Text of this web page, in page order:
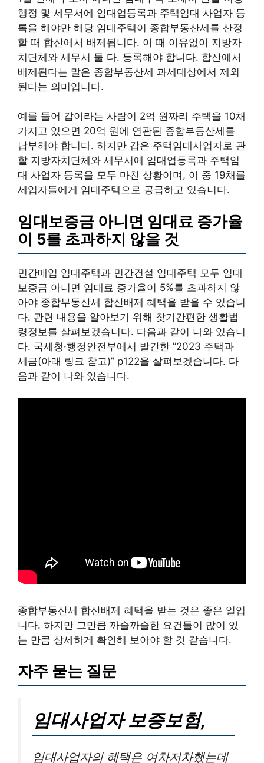
행정 및 세무서에 임대업등록과 주택임대 사업자 등
록을 해야만 해당 임대주택이 종합부동산세를 산정
할 때 합산에서 배제됩니다. 이 때 이유없이 지방자
치단체와 세무서 둘 다. 등록해야 합니다. 합산에서
배제된다는 말은 종합부동산세 과세대상에서 제외
된다는 의미입니다.
예를 들어 갑이라는 사람이 2억 원짜리 주택을 10채
가지고 있으면 20억 원에 연관된 종합부동산세를
납부해야 합니다. 하지만 갑은 주택임대사업자로 관
할 지방자치단체와 세무서에 임대업등록과 주택임
대 사업자 등록을 모두 마친 상황이며, 이 중 19채를
세입자들에게 임대주택으로 공급하고 있습니다.
임대보증금 아니면 임대료 증가율
이 5를 초과하지 않을 것
민간매입 임대주택과 민간건설 임대주택 모두 임대
보증금 아니면 임대료 증가율이 5%를 초과하지 않
아야 종합부동산세 합산배제 혜택을 받을 수 있습니
다. 관련 내용을 알아보기 위해 찾기간편한 생활법
령정보를 살펴보겠습니다. 다음과 같이 나와 있습니
다. 국세청·행정안전부에서 발간한 ”2023 주택과
세금(아래 링크 참고)” p122을 살펴보겠습니다. 다
음과 같이 나와 있습니다.
종합부동산세 합산배제 혜택을 받는 것은 좋은 일입
니다. 하지만 그만큼 까슬까슬한 요건들이 많이 있
는 만큼 상세하게 확인해 보아야 할 것 같습니다.
자주 묻는 질문
임대사업자 보증보험,
임대사업자의 혜택은 여차저차했는데